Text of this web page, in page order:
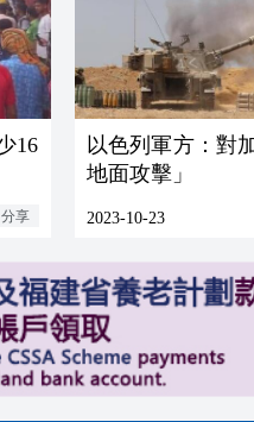
16
分享
以色列軍方：對
地面攻擊」
2023-10-23